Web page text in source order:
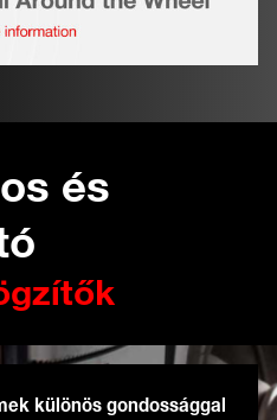
és
különös gondossággal